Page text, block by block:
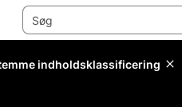
indholdsklassificering